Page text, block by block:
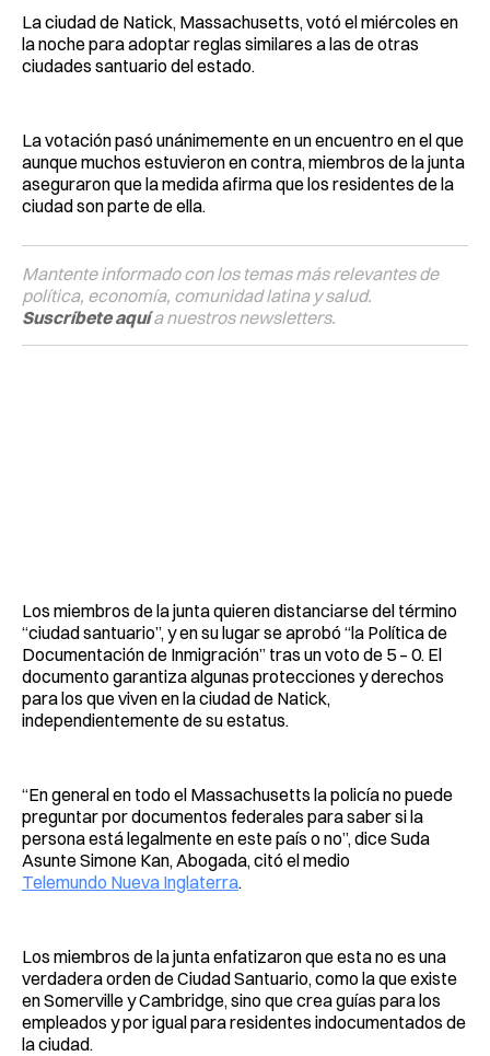
La ciudad de Natick, Massachusetts, votó el miércoles en
la noche para adoptar reglas similares a las de otras
ciudades santuario del estado.
La votación pasó unánimemente en un encuentro en el que
aunque muchos estuvieron en contra, miembros de la junta
aseguraron que la medida afirma que los residentes de la
ciudad son parte de ella.
Mantente informado con los temas más relevantes de
política, economía, comunidad latina y salud.
Suscríbete aquía nuestros newsletters.
Los miembros de la junta quieren distanciarse del término
“ciudad santuario”, y en su lugar se aprobó “la Política de
Documentación de Inmigración” tras un voto de 5 – 0. El
documento garantiza algunas protecciones y derechos
para los que viven en la ciudad de Natick,
independientemente de su estatus.
“En general en todo el Massachusetts la policía no puede
preguntar por documentos federales para saber si la
persona está legalmente en este país o no”, dice Suda
Asunte Simone Kan, Abogada, citó el medio
Telemundo Nueva Inglaterra.
Los miembros de la junta enfatizaron que esta no es una
verdadera orden de Ciudad Santuario, como la que existe
en Somerville y Cambridge, sino que crea guías para los
empleados y por igual para residentes indocumentados de
la ciudad.